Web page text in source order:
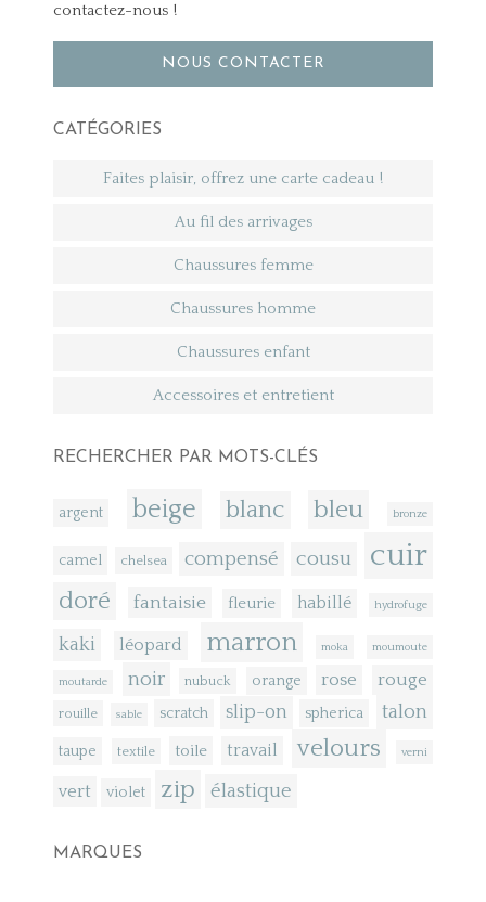
contactez-nous !
NOUS CONTACTER
CATÉGORIES
Faites plaisir, offrez une carte cadeau !
Au fil des arrivages
Chaussures femme
Chaussures homme
Chaussures enfant
Accessoires et entretient
RECHERCHER PAR MOTS-CLÉS
argent beige blanc bleu bronze
camel chelsea compensé cousu cuir
doré fantaisie fleurie habillé hydrofuge
kaki léopard marron moka moumoute
moutarde noir nubuck orange rose rouge
rouille sable scratch slip-on spherica talon
taupe textile toile travail velours verni
vert violet zip élastique
MARQUES